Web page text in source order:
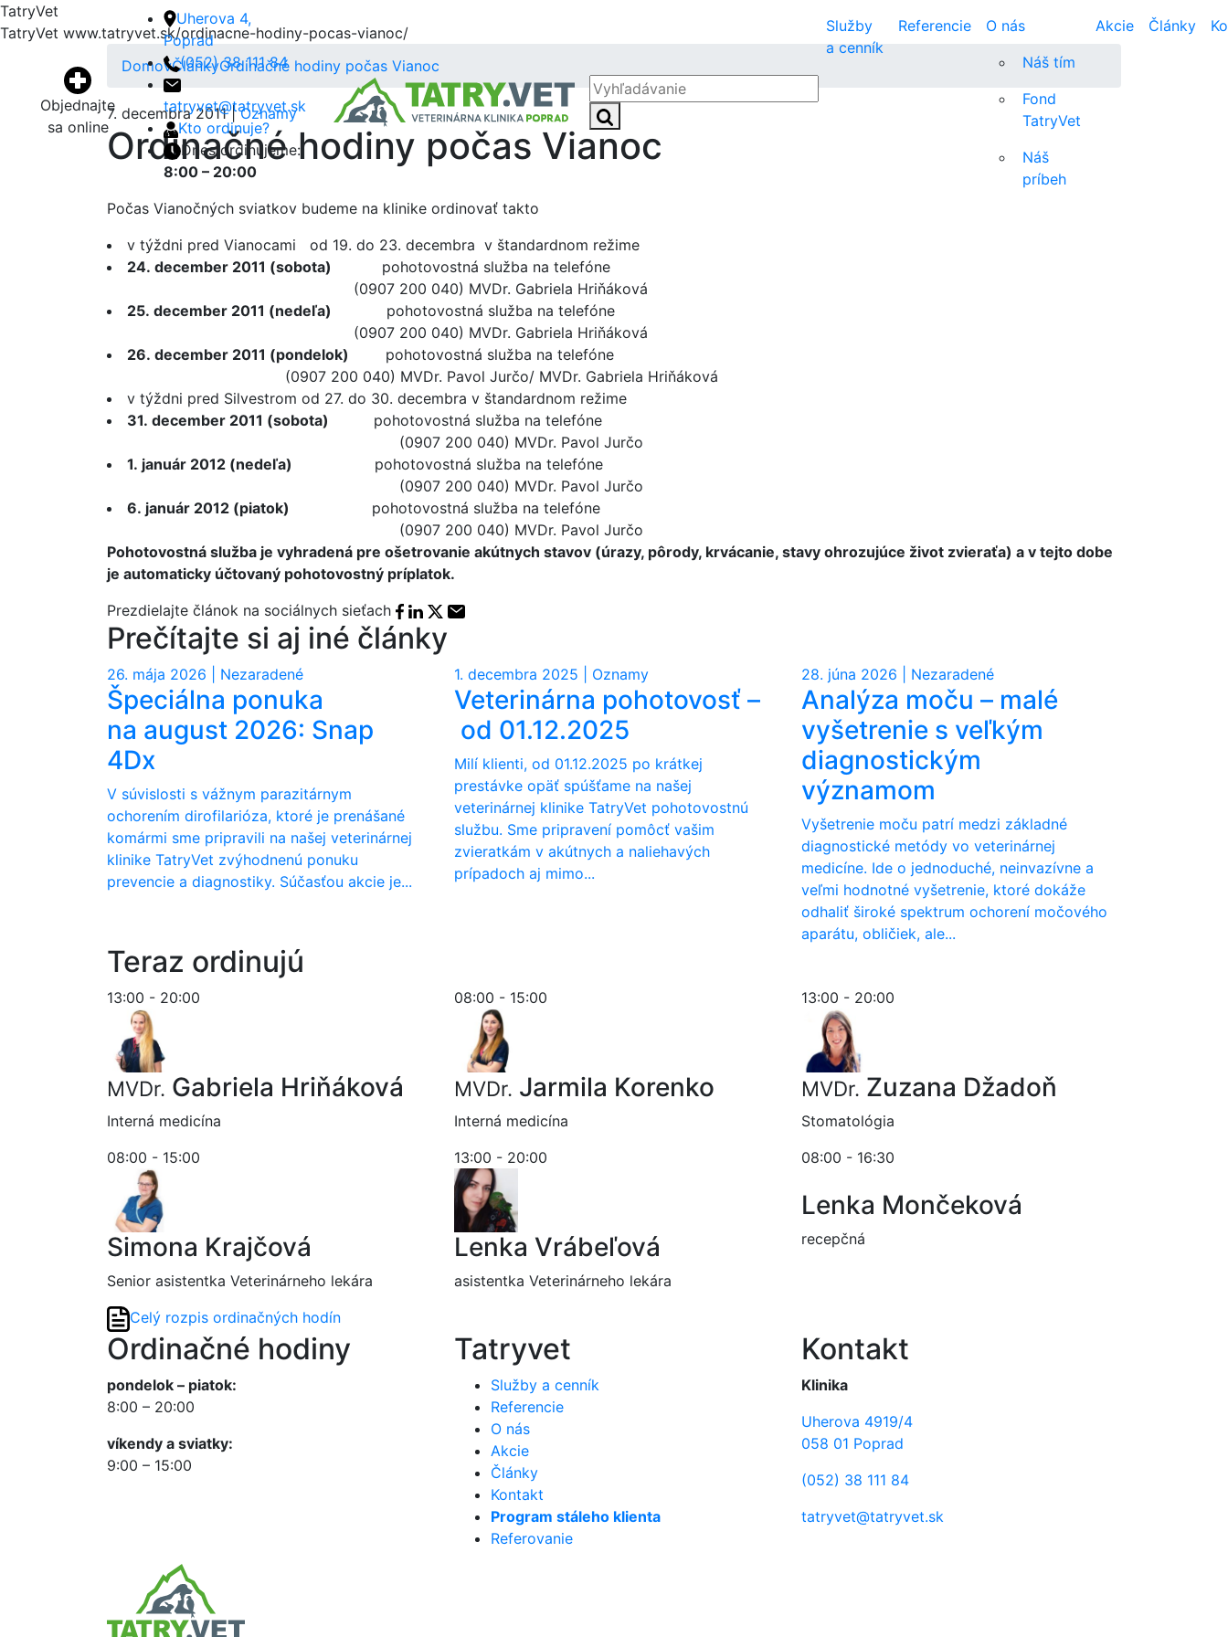
TatryVet
TatryVet www.tatryvet.sk/ordinacne-hodiny-pocas-vianoc/
Objednajte
sa online
Uherova 4,
Poprad
(052) 38 111 84
tatryvet@tatryvet.sk
Kto ordinuje?
Dnes ordinujeme:
8:00 – 20:00
Vyhľadávanie:
Služby
a cenník
Referencie
O nás
Náš tím
Fond
TatryVet
Náš
príbeh
Akcie Články
DomovČlánkyOrdinačné hodiny počas Vianoc
7. decembra 2011 |Oznamy
Ordinačné hodiny počas Vianoc
Počas Vianočných sviatkov budeme na klinike ordinovať takto
v týždni pred Vianocami od 19. do 23. decembra v štandardnom režime
24. december 2011 (sobota) pohotovostná služba na telefóne
(0907 200 040) MVDr. Gabriela Hriňáková
25. december 2011 (nedeľa) pohotovostná služba na telefóne
(0907 200 040) MVDr. Gabriela Hriňáková
26. december 2011 (pondelok) pohotovostná služba na telefóne
(0907 200 040) MVDr. Pavol Jurčo/ MVDr. Gabriela Hriňáková
v týždni pred Silvestrom od 27. do 30. decembra v štandardnom režime
31. december 2011 (sobota)
pohotovostná služba na telefóne
(0907 200 040) MVDr. Pavol Jurčo
1. január 2012 (nedeľa) pohotovostná služba na telefóne
(0907 200 040) MVDr. Pavol Jurčo
6. január 2012 (piatok) pohotovostná služba na telefóne
(0907 200 040) MVDr. Pavol Jurčo
Pohotovostná služba je vyhradená pre ošetrovanie akútnych stavov (úrazy, pôrody, krvácanie, stavy ohrozujúce život zvieraťa) a v tejto dobe
je automaticky účtovaný pohotovostný príplatok.
Prezdielajte článok na sociálnych sieťach
Facebook share
Linkedin share
X share
E-mail
Prečítajte si aj iné články
26. mája 2026 | Nezaradené
Špeciálna ponuka
na august 2026: Snap
4Dx
V súvislosti s vážnym parazitárnym
ochorením dirofilarióza, ktoré je prenášané
komármi sme pripravili na našej veterinárnej
klinike TatryVet zvýhodnenú ponuku
prevencie a diagnostiky. Súčasťou akcie je...
1. decembra 2025 | Oznamy
Veterinárna pohotovosť –
od 01.12.2025
Milí klienti, od 01.12.2025 po krátkej
prestávke opäť spúšťame na našej
veterinárnej klinike TatryVet pohotovostnú
službu. Sme pripravení pomôcť vašim
zvieratkám v akútnych a naliehavých
prípadoch aj mimo...
28. júna 2026 | Nezaradené
Analýza moču – malé
vyšetrenie s veľkým
diagnostickým
významom
Vyšetrenie moču patrí medzi základné
diagnostické metódy vo veterinárnej
medicíne. Ide o jednoduché, neinvazívne a
veľmi hodnotné vyšetrenie, ktoré dokáže
odhaliť široké spektrum ochorení močového
aparátu, obličiek, ale...
Teraz ordinujú
13:00 - 20:00
MVDr. Gabriela Hriňáková
Interná medicína
08:00 - 15:00
MVDr. Jarmila Korenko
Interná medicína
13:00 - 20:00
MVDr. Zuzana Džadoň
Stomatológia
08:00 - 15:00
Simona Krajčová
Senior asistentka Veterinárneho lekára
13:00 - 20:00
Lenka Vrábeľová
asistentka Veterinárneho lekára
08:00 - 16:30
Lenka Mončeková
recepčná
Celý rozpis ordinačných hodín
Ordinačné hodiny
pondelok – piatok:
8:00 – 20:00
víkendy a sviatky:
9:00 – 15:00
Tatryvet
Služby a cenník
Referencie
O nás
Akcie
Články
Kontakt
Program stáleho klienta
Referovanie
Kontakt
Klinika
Uherova 4919/4
058 01 Poprad
(052) 38 111 84
tatryvet@tatryvet.sk